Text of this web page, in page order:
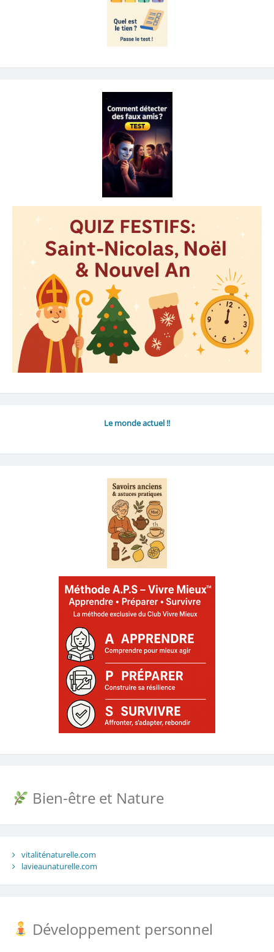
Le monde actuel !!
Bien-être et Nature
vitaliténaturelle.com
lavieaunaturelle.com
Développement personnel